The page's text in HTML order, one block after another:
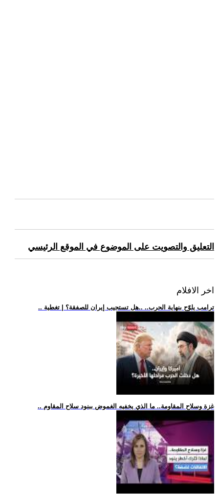
التعليق والتصويت على الموضوع في الموقع الرئيسي
اخر الافلام
.. ترامب يلوّح بنهاية الحرب.. ..هل تستجيب إيران للصفقة؟ | تغطية
.. غزة وسلاح المقاومة.. ما الذي يخفيه الغموض ببنود سلاح المقاوم